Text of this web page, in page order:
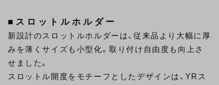
■スロットルホルダー
新設計のスロットルホルダーは、従来品より大幅に厚
みを薄くサイズも小型化。取り付け自由度も向上さ
せました。
スロットル開度をモチーフとしたデザインは、YRス